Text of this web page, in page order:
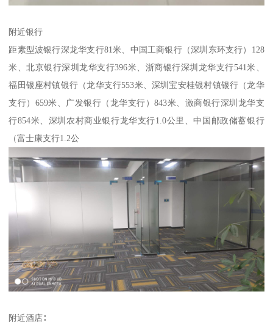
附近银行
距素型波银行深龙华支行81米、中国工商银行（深圳东环支行）128
米、北京银行深圳龙华支行396米、浙商银行深圳龙华支行541米、
福田银座村镇银行（龙华支行553米、深圳宝安桂银村镇银行（龙华
支行）659米、广发银行（龙华支行）843米、激商银行深圳龙华支
行854米、深圳农村商业银行龙华支行1.0公里、中国邮政储蓄银行
（富士康支行1.2公
附近酒店∶